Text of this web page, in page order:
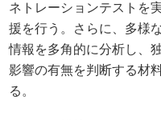
ネトレーションテストを
援を行う。さらに、多様
情報を多角的に分析し、
影響の有無を判断する材
る。